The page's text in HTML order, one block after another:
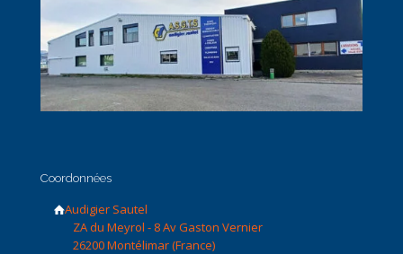
Coordonnées
Audigier Sautel
ZA du Meyrol - 8 Av Gaston Vernier
26200 Montélimar (France)